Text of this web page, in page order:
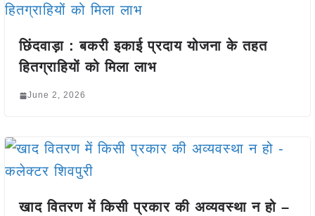
छिंदवाड़ा : बकरी इकाई प्रदाय योजना के तहत
हितग्राहियों को मिला लाभ
June 2, 2026
खाद वितरण में किसी प्रकार की अव्यवस्था न हो –